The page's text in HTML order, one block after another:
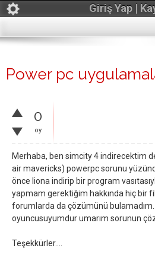
Giriş Yap |
Power pc
0
oy
Merhaba, ben simcity 4 indirecektim
air mavericks) powerpc sorunu
önce liona indirip bir program
yapmam gerektiğim hakkında hiç bir
forumlarda da çözümünü
oyuncusuyumdur umarım sorunun
Teşekkürler....